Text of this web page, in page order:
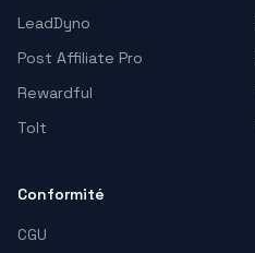
LeadDyno
Post Affiliate Pro
Rewardful
Tolt
Conformité
CGU